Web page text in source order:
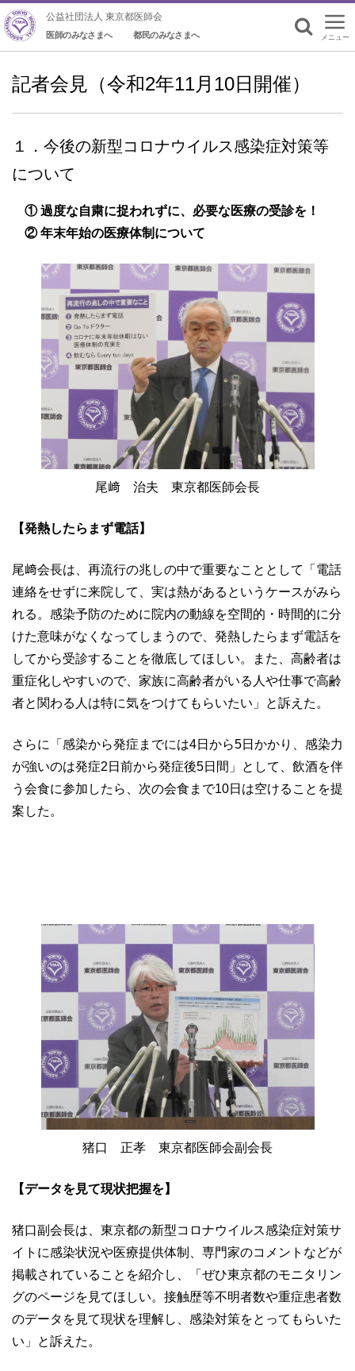
公益社団法人 東京都医師会
医師のみなさまへ 都民のみなさまへ メニュー
検索
記者会見（令和2年11月10日開催）
１．今後の新型コロナウイルス感染症対策等
について
① 過度な自粛に捉われずに、必要な医療の受診を！
② 年末年始の医療体制について
尾﨑 治夫 東京都医師会長
【発熱したらまず電話】
尾﨑会長は、再流行の兆しの中で重要なこととして「電話
連絡をせずに来院して、実は熱があるというケースがみら
れる。感染予防のために院内の動線を空間的・時間的に分
けた意味がなくなってしまうので、発熱したらまず電話を
してから受診することを徹底してほしい。また、高齢者は
重症化しやすいので、家族に高齢者がいる人や仕事で高齢
者と関わる人は特に気をつけてもらいたい」と訴えた。
さらに「感染から発症までには4日から5日かかり、感染力
が強いのは発症2日前から発症後5日間」として、飲酒を伴
う会食に参加したら、次の会食まで10日は空けることを提
案した。
猪口 正孝 東京都医師会副会長
【データを見て現状把握を】
猪口副会長は、東京都の新型コロナウイルス感染症対策サ
イトに感染状況や医療提供体制、専門家のコメントなどが
掲載されていることを紹介し、「ぜひ東京都のモニタリン
グのページを見てほしい。接触歴等不明者数や重症患者数
のデータを見て現状を理解し、感染対策をとってもらいた
い」と訴えた。